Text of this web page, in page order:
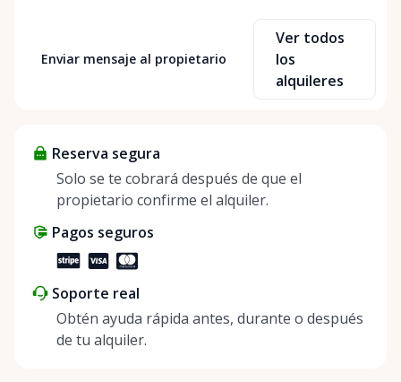
At Cody Party Rentals, we believe in the power of
sharing—giving others the chance to rent out their
items and experience the benefits of renting. It’s
positive impact on the environment. By choosing to
share instead of buy, we’re all doing our part to
make things easier on Mother Nature.
Enviar mensaje al propietario
Ver todos
los
alquileres
Reserva segura
Solo se te cobrará después de que el
propietario confirme el alquiler.
Pagos seguros
Soporte real
Obtén ayuda rápida antes, durante o después
de tu alquiler.